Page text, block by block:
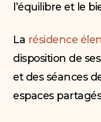
l’équilibre et le
La résidence
disposition de
et des séances
espaces